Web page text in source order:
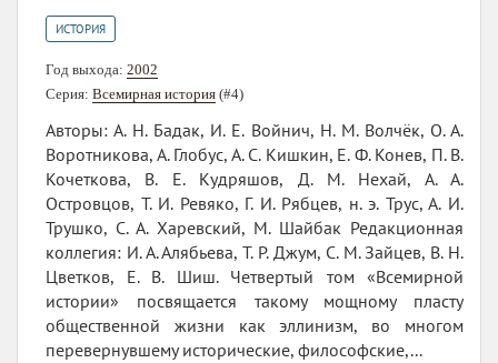
ИСТОРИЯ
Год выхода: 2002
Серия: Всемирная история (#4)
Авторы: А. Н. Бадак, И. Е. Войнич, Н. М. Волчёк, О. А.
Воротникова, А. Глобус, А. С. Кишкин, Е. Ф. Конев, П. В.
Кочеткова, В. Е. Кудряшов, Д. М. Нехай, А. А.
Островцов, Т. И. Ревяко, Г. И. Рябцев, н. э. Трус, А. И.
Трушко, С. А. Харевский, М. Шайбак Редакционная
коллегия: И. А. Алябьева, Т. Р. Джум, С. М. Зайцев, В. Н.
Цветков, Е. В. Шиш. Четвертый том «Всемирной
истории» посвящается такому мощному пласту
общественной жизни как эллинизм, во многом
перевернувшему исторические, философские,...